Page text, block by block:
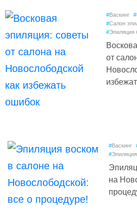
#Васкинг #
#Салон
#Эпиляция
от
#Васкинг
#Эпиляция
на